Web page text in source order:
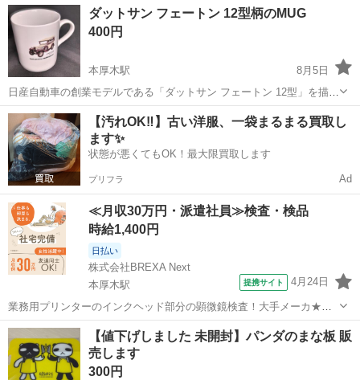
具です。DIYで使用される2×4材や1×4材のカットに最適なサイズ設計
になっています。 ...
神奈川 厚木市 本厚木駅 その他
ダットサン フェートン 12型柄のMUG
400円
本厚木駅
8月5日
日産自動車の創業モデルである「ダットサン フェートン 12型」を描い
たメモリアルノベルティグッズです。「Thank you all for 100,000,000
cars!」というメッセージがデザインされています。オークシ...
神奈川 厚木市 本厚木駅 食器
【汚れOK‼️】古い洋服、一袋まるまる買取し
ます✨
状態が悪くてもOK！最大限買取します
プリフラ Ad
≪月収30万円・派遣社員≫検査・検品
時給1,400円
日払い
株式会社BREXA Next
本厚木駅
提携サイト 4月24日
業務用プリンターのインクヘッド部分の顕微鏡検査！大手メーカ★事
前の工場見学OK！自社正社員登用制度あり！20代～40代の幅広い年齢
の男女活躍中♪カップルや友達同士での応募もOK♪格安の社員食堂利用
OK！《神奈川県厚木市》 ...
神奈川 厚木市 本厚木駅 その他
【値下げしました 未開封】パンダのまな板 販
売します
300円